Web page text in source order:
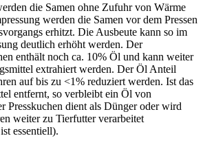
die Samen ohne Zufuhr von Wärme
werden die Samen vor dem Pressen
erhitzt. Die Ausbeute kann so im
deutlich erhöht werden. Der
enthält noch ca. 10% Öl und kann weiter
extrahiert werden. Der Öl Anteil
auf bis zu <1% reduziert werden. Ist das
entfernt, so verbleibt ein Öl von
Presskuchen dient als Dünger oder wird
weiter zu Tierfutter verarbeitet
essentiell).